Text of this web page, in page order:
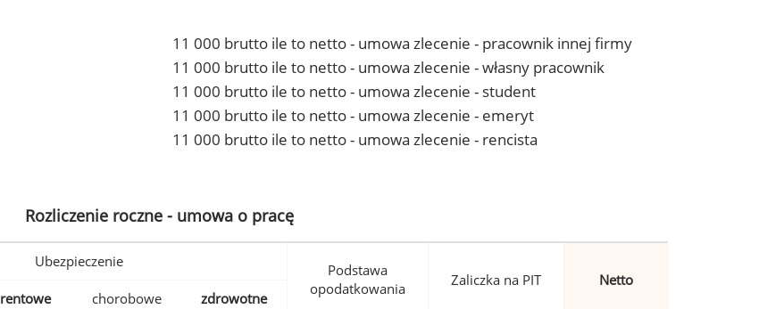
11 000 brutto ile to netto - umowa zlecenie - pracownik innej firmy
11 000 brutto ile to netto - umowa zlecenie - własny pracownik
11 000 brutto ile to netto - umowa zlecenie - student
11 000 brutto ile to netto - umowa zlecenie - emeryt
11 000 brutto ile to netto - umowa zlecenie - rencista
Rozliczenie roczne - umowa o pracę
Ubezpieczenie
Podstawa
opodatkowania
Zaliczka na PIT Netto
rentowe chorobowe zdrowotne